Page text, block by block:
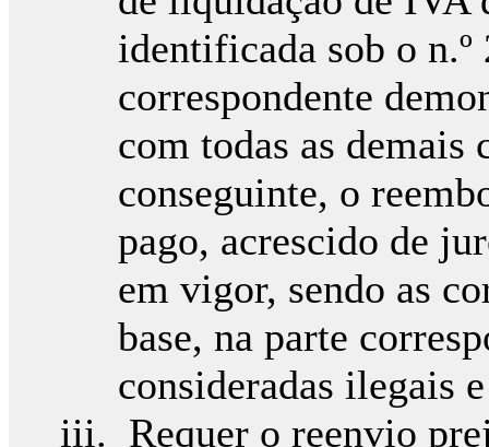
identificada sob o
correspondente
com todas as demais
conseguinte, o
pago, acrescido de
em vigor, sendo as
base, na parte
consideradas ilegais
Requer o reenvio